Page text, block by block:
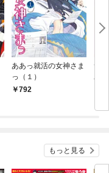
ああっ就活の女神さま
っ（１）
792
サ
もっと見る